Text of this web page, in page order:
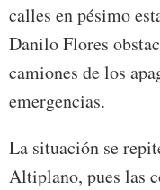
calles en pésimo
Danilo Flores
camiones de los
emergencias.
La situación se
Altiplano, pues las